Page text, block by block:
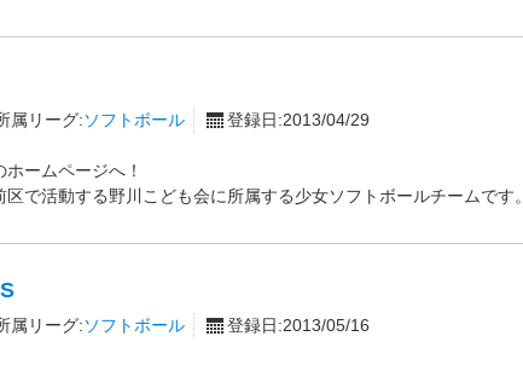
属リーグ:ソフトボール 登録日:2013/04/29
ームページへ！
で活動する野川こども会に所属する少女ソフトボールチームです。
属リーグ:ソフトボール 登録日:2013/05/16